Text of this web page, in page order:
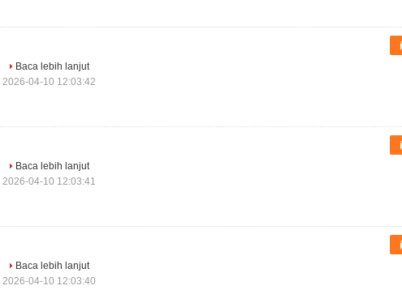
Baca lebih lanjut
2026-04-10 12:03:42
Baca lebih lanjut
2026-04-10 12:03:41
Baca lebih lanjut
2026-04-10 12:03:40